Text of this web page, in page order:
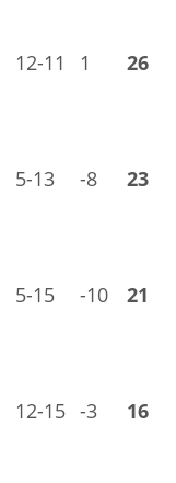
12-11 1 26
5-13 -8 23
5-15 -10 21
12-15 -3 16